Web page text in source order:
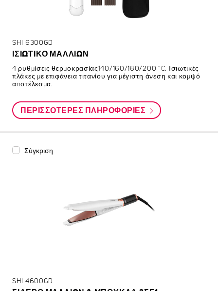
SHI 6300GD
ΙΣΙΩΤΙΚΟ ΜΑΛΛΙΩΝ
4 ρυθμίσεις θερμοκρασίας140/160/180/200 °C. Ισιωτικές
πλάκες με επιφάνεια τιτανίου για μέγιστη άνεση και κομψό
αποτέλεσμα.
ΠΕΡΙΣΣΌΤΕΡΕΣ ΠΛΗΡΟΦΟΡΊΕΣ
Σύγκριση
SHI 4600GD